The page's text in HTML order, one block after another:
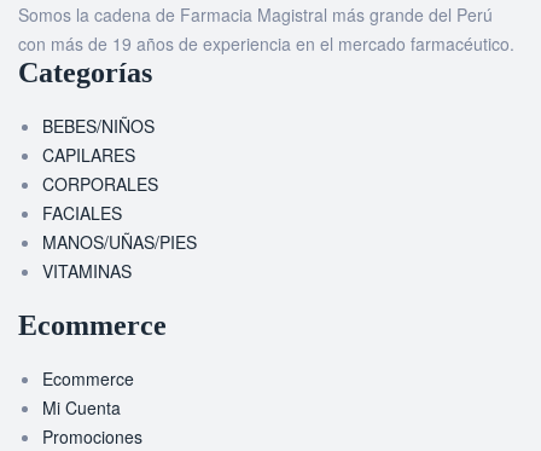
Somos la cadena de Farmacia Magistral más grande del Perú
con más de 19 años de experiencia en el mercado farmacéutico.
Categorías
BEBES/NIÑOS
CAPILARES
CORPORALES
FACIALES
MANOS/UÑAS/PIES
VITAMINAS
Ecommerce
Ecommerce
Mi Cuenta
Promociones